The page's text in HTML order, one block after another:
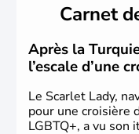
qui constitueront
ottoman. Après
orientale au
le 29 octobre 1923.
titre de capitale du
Carnet
Après la
l’escale d’une
Le Scarlet Lady,
pour une croisière
LGBTQ+, a vu son